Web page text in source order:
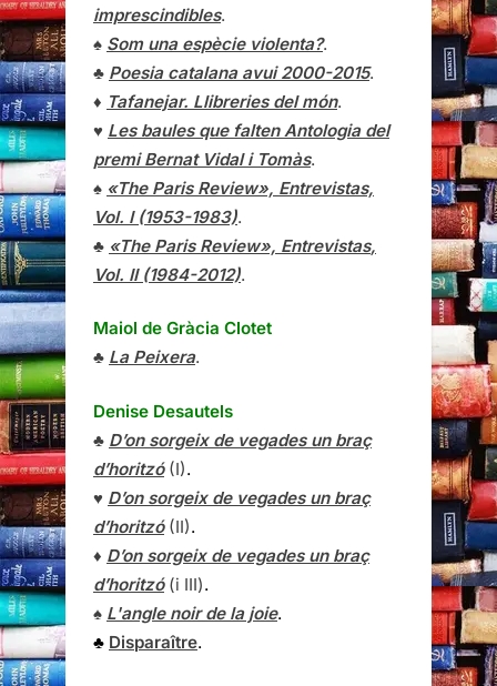
imprescindibles.
♠ Som una espècie violenta?.
♣ Poesia catalana avui 2000-2015.
♦ Tafanejar. Llibreries del món.
♥ Les baules que falten Antologia del
premi Bernat Vidal i Tomàs.
♠ «The Paris Review», Entrevistas,
Vol. I (1953-1983).
♣ «The Paris Review», Entrevistas,
Vol. II (1984-2012).
Maiol de Gràcia Clotet
♣ La Peixera.
Denise Desautels
♣ D’on sorgeix de vegades un braç
d’horitzó(I).
♥ D’on sorgeix de vegades un braç
d’horitzó(II).
♦ D’on sorgeix de vegades un braç
d’horitzó(i III).
♠ L'angle noir de la joie.
♣ Disparaître.